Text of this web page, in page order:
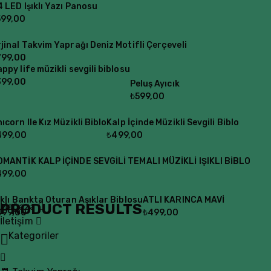
LED Işıklı Yazı Panosu
Takvim Yaprağı Deniz Motifli Çerçeveli
life müzikli sevgili biblosu
Peluş Ayıcık
₺599,00
Ile Kız Müzikli Biblo Kalp İçinde Müzikli Sevgili Biblo
₺499,00
KALP İÇİNDE SEVGİLİ TEMALI MÜZİKLİ IŞIKLI BİBLO
Bankta Oturan Aşıklar BiblosuATLI KARINCA MAVİ
₺499,00
PRODUCT RESULTS
Mağaza
İletişim
Kategoriler